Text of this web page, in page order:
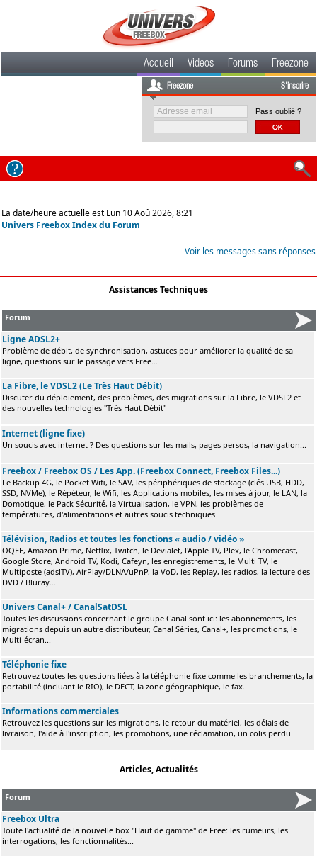
Accueil Videos Forums Freezone
Freezone S'inscrire
Pass oublié ?
La date/heure actuelle est Lun 10 Aoû 2026, 8:21
Univers Freebox Index du Forum
Voir les messages sans réponses
Assistances Techniques
Forum
Ligne ADSL2+
Problème de débit, de synchronisation, astuces pour améliorer la qualité de sa
ligne, questions sur le passage vers Free...
La Fibre, le VDSL2 (Le Très Haut Débit)
Discuter du déploiement, des problèmes, des migrations sur la Fibre, le VDSL2 et
des nouvelles technologies "Très Haut Débit"
Internet (ligne fixe)
Un soucis avec internet ? Des questions sur les mails, pages persos, la navigation...
Freebox / Freebox OS / Les App. (Freebox Connect, Freebox Files...)
Le Backup 4G, le Pocket Wifi, le SAV, les périphériques de stockage (clés USB, HDD,
SSD, NVMe), le Répéteur, le Wifi, les Applications mobiles, les mises à jour, le LAN, la
Domotique, le Pack Sécurité, la Virtualisation, le VPN, les problèmes de
températures, d'alimentations et autres soucis techniques
Télévision, Radios et toutes les fonctions « audio / vidéo »
OQEE, Amazon Prime, Netflix, Twitch, le Devialet, l'Apple TV, Plex, le Chromecast,
Google Store, Android TV, Kodi, Cafeyn, les enregistrements, le Multi TV, le
Multiposte (adslTV), AirPlay/DLNA/uPnP, la VoD, les Replay, les radios, la lecture des
DVD / Bluray...
Univers Canal+ / CanalSatDSL
Toutes les discussions concernant le groupe Canal sont ici: les abonnements, les
migrations depuis un autre distributeur, Canal Séries, Canal+, les promotions, le
Multi-écran...
Téléphonie fixe
Retrouvez toutes les questions liées à la téléphonie fixe comme les branchements, la
portabilité (incluant le RIO), le DECT, la zone géographique, le fax...
Informations commerciales
Retrouvez les questions sur les migrations, le retour du matériel, les délais de
livraison, l'aide à l'inscription, les promotions, une réclamation, un colis perdu...
Articles, Actualités
Forum
Freebox Ultra
Toute l'actualité de la nouvelle box "Haut de gamme" de Free: les rumeurs, les
interrogations, les fonctionnalités...